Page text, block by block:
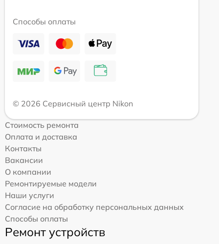
Способы оплаты
© 2026 Сервисный центр Nikon
Стоимость ремонта
Оплата и доставка
Контакты
Вакансии
О компании
Ремонтируемые модели
Наши услуги
Согласие на обработку персональных данных
Способы оплаты
Ремонт устройств